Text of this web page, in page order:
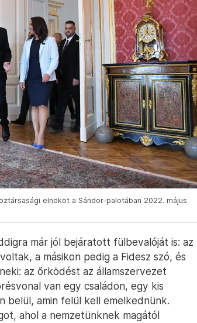
elnököt a Sándor-palotában 2022. május
már jól bejáratott fülbevalóját is: az
a másikon pedig a Fidesz szó, és
az őrködést az államszervezet
van egy családon, egy kis
belül, amin felül kell emelkednünk.
ahol a nemzetünknek magától